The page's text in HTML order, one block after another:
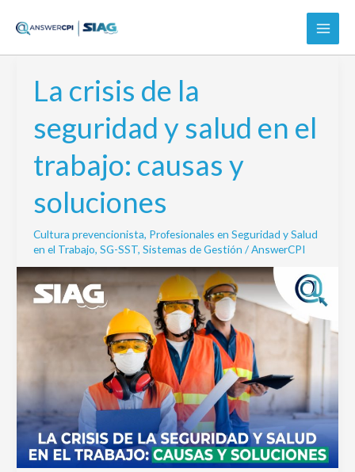
La crisis de la
seguridad y salud en el
trabajo: causas y
soluciones
Cultura prevencionista, Profesionales en Seguridad y Salud
en el Trabajo, SG-SST, Sistemas de Gestión /AnswerCPI
La
crisis
de
la
seguridad
y
salud
el
causas
y